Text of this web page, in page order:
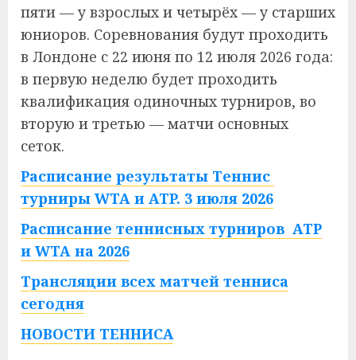
пяти — у взрослых и четырёх — у старших
юниоров. Соревнования будут проходить
в Лондоне с 22 июня по 12 июля 2026 года:
в первую неделю будет проходить
квалификация одиночных турниров, во
вторую и третью — матчи основных
сеток.
Расписание результаты Теннис
турниры WTA и ATP. 3 июля 2026
Расписание теннисных турниров ATP
и WTA на 2026
Трансляции всех матчей тенниса
сегодня
НОВОСТИ ТЕННИСА